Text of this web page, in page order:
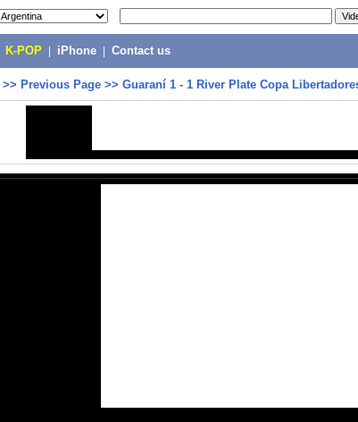
K-POP iPhone Contact us
>> Previous Page >> Guaraní 1 - 1 River Plate Copa